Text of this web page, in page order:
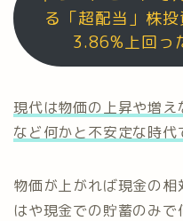
る「超配当」株
3.86%上回っ
現代は物価の上昇や増
など何かと不安定な時代
物価が上がれば現金の
はや現金での貯蓄のみ